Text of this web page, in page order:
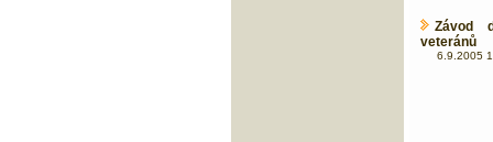
Závod
veteránů
6.9.2005